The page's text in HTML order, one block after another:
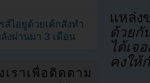
แหล่
ด้วยกั
ได้เจ
คงให้
ส์ไอยูด้วยเค้กสั่งทำ
งผ่านมา 3 เดือน
ราเพื่อติดตาม